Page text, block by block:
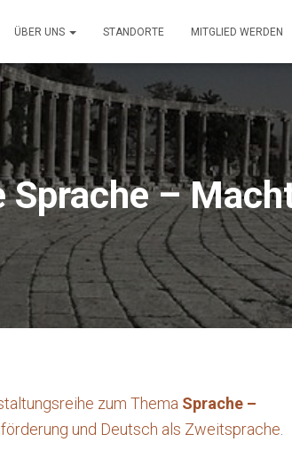
ÜBER UNS STANDORTE MITGLIED WERDEN
Sprache –
zum Thema Sprache –
und Deutsch als Zweitsprache